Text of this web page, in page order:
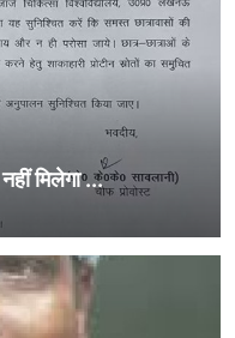
मिलेगा ...